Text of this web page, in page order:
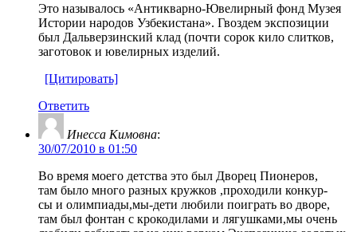
Это называлось «Антикварно-Ювелирный фонд Музея
Истории народов Узбекистана». Гвоздем экспозиции
был Дальверзинский клад (почти сорок кило слитков,
заготовок и ювелирных изделий.
[Цитировать]
Ответить
Инесса Кимовна:
30/07/2010 в 01:50
Во время моего детства это был Дворец Пионеров,
там было много разных кружков ,проходили конкур-
сы и олимпиады,мы-дети любили поиграть во дворе,
там был фонтан с крокодилами и лягушками,мы очень